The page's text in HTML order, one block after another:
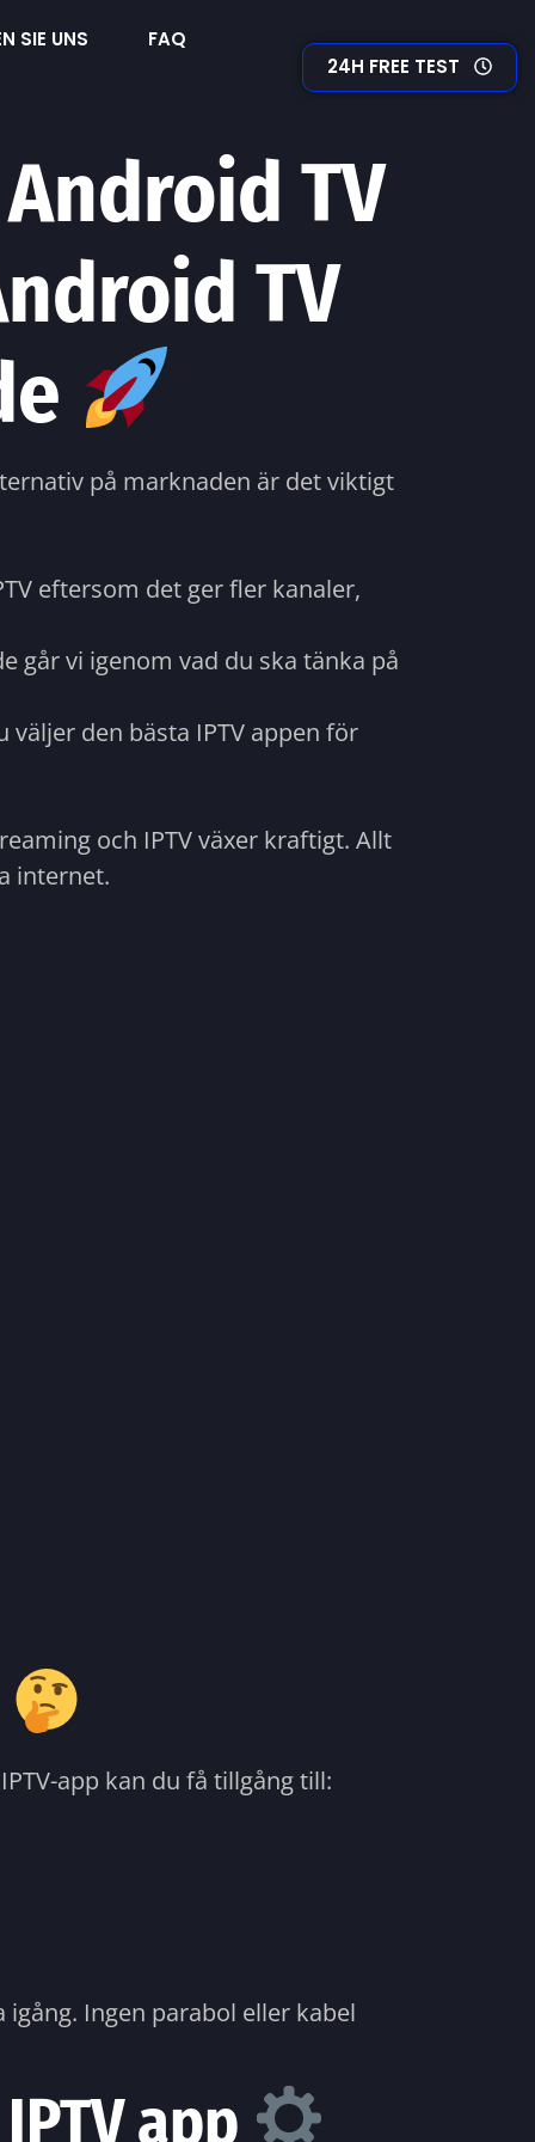
SIE UNS FAQ
24H FREE TEST
TV
TV
på marknaden är det viktigt
eftersom det ger fler kanaler,
går vi igenom vad du ska tänka på
den bästa IPTV appen för
och IPTV växer kraftigt. Allt
internet.
app kan du få tillgång till:
Ingen parabol eller kabel
app